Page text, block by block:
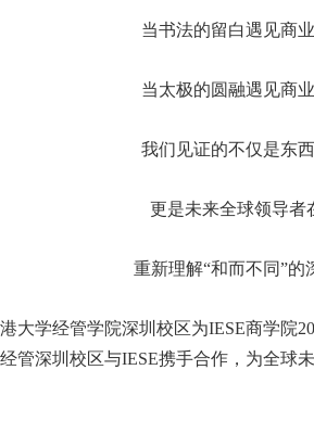
当书法的留白遇见商
当太极的圆融遇见商
我们见证的不仅是东
更是未来全球领导者
重新理解“和而不同”的
大学经管学院深圳校区为IESE商学院
管深圳校区与IESE携手合作，为全球